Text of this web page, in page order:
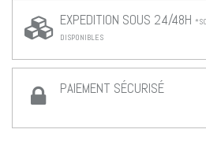
EXPEDITION SOUS 24/48H
DISPONIBLES
PAIEMENT SÉCURISÉ